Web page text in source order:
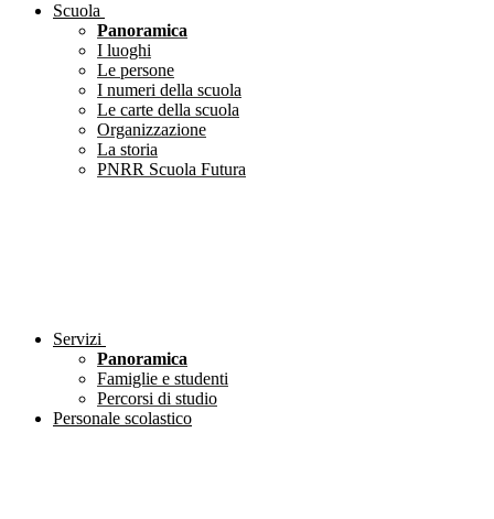
Scuola
Panoramica
I luoghi
Le persone
I numeri della scuola
Le carte della scuola
Organizzazione
La storia
PNRR Scuola Futura
Servizi
Panoramica
Famiglie e studenti
Percorsi di studio
Personale scolastico